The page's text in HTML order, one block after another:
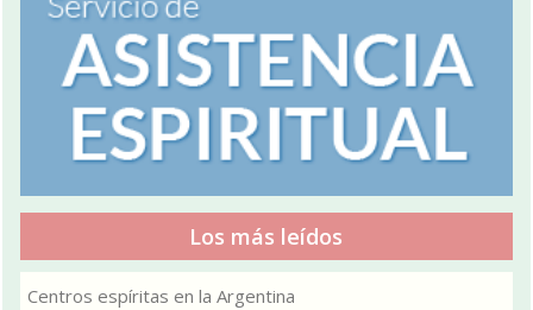
Los más leídos
Centros espíritas en la Argentina